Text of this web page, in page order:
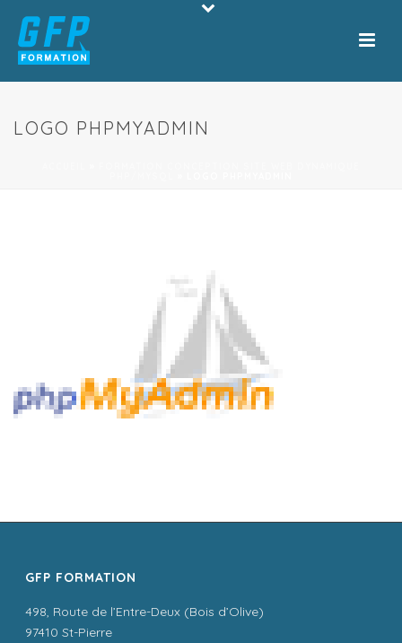
LOGO PHPMYADMIN
GFP FORMATION
498, Route de l’Entre-Deux (Bois d’Olive)
97410 St-Pierre